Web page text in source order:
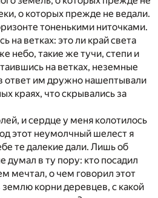
о которых прежде не ведали.
тоненькими ниточками.
на ветках: это ли край света
небо, такие же тучи, степи и
на ветках, неземные
ответ им дружно нашептывали
краях, что скрывались за
и сердце у меня колотилось
этот неумолчный шелест я
те далекие дали. Лишь об
думал в ту пору: кто посадил
мечтал, о чем говорил этот
землю корни деревцев, с какой